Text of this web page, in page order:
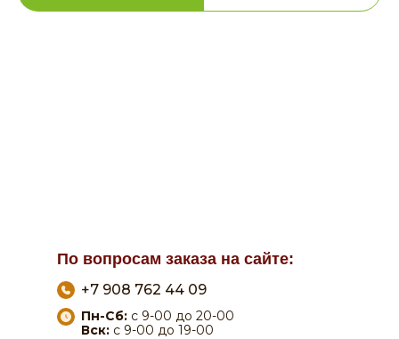
+7 908 762 44 09
Пн-Сб: с 9-00 до 20-00
Вск: с 9-00 до 19-00
По вопросам заказа на сайте: